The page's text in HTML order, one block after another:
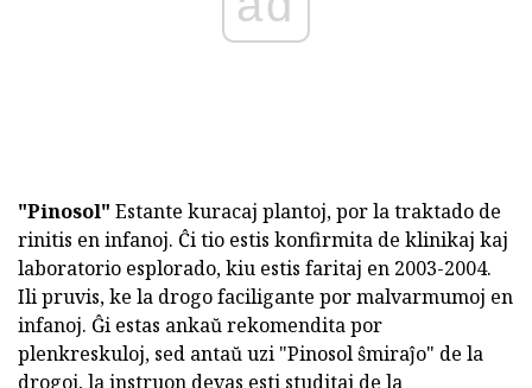
"Pinosol" Estante kuracaj plantoj, por la traktado de
rinitis en infanoj. Ĉi tio estis konfirmita de klinikaj kaj
laboratorio esplorado, kiu estis faritaj en 2003-2004.
Ili pruvis, ke la drogo faciligante por malvarmumoj en
infanoj. Ĝi estas ankaŭ rekomendita por
plenkreskuloj, sed antaŭ uzi "Pinosol ŝmiraĵo" de la
drogoj, la instruon devas esti studitaj de la